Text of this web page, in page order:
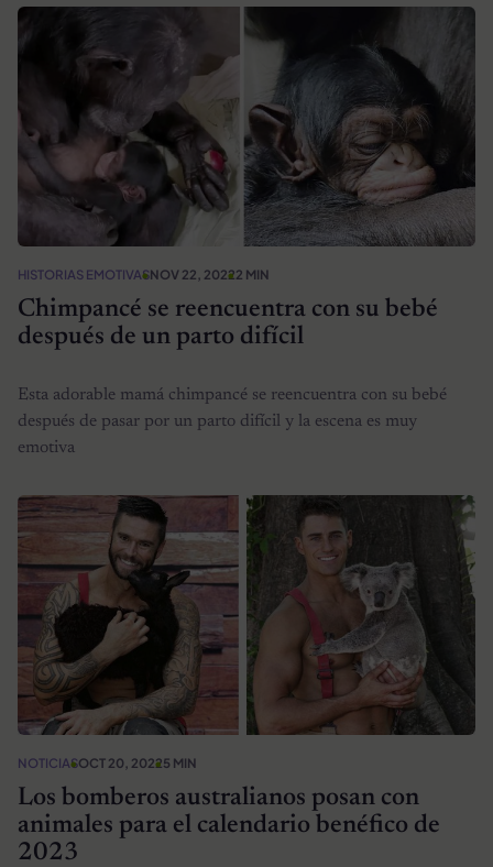
HISTORIAS EMOTIVASNOV 22, 20222 MIN
Chimpancé se reencuentra con su bebé
después de un parto difícil
Esta adorable mamá chimpancé se reencuentra con su bebé
después de pasar por un parto difícil y la escena es muy
emotiva
NOTICIASOCT 20, 20225 MIN
Los bomberos australianos posan con
animales para el calendario benéfico de
2023